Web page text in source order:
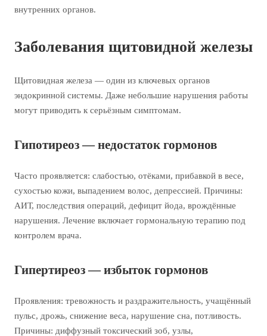
внутренних органов.
Заболевания щитовидной железы
Щитовидная железа — один из ключевых органов
эндокринной системы. Даже небольшие нарушения работы
могут приводить к серьёзным симптомам.
Гипотиреоз — недостаток гормонов
Часто проявляется: слабостью, отёками, прибавкой в весе,
сухостью кожи, выпадением волос, депрессией. Причины:
АИТ, последствия операций, дефицит йода, врождённые
нарушения. Лечение включает гормональную терапию под
контролем врача.
Гипертиреоз — избыток гормонов
Проявления: тревожность и раздражительность, учащённый
пульс, дрожь, снижение веса, нарушение сна, потливость.
Причины: диффузный токсический зоб, узлы,